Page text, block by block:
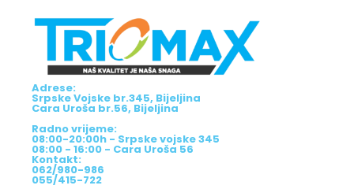
Adrese:
Srpske Vojske br.345, Bijeljina
Cara Uroša br.56, Bijeljina
Radno vrijeme:
08:00-20:00h - Srpske vojske 345
08:00 - 16:00 - Cara Uroša 56
Kontakt:
062/980-986
055/415-722